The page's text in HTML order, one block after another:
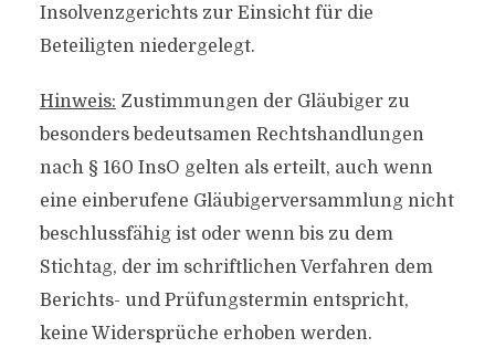
Insolvenzgerichts zur Einsicht für die
Beteiligten niedergelegt.
Hinweis: Zustimmungen der Gläubiger zu
besonders bedeutsamen Rechtshandlungen
nach § 160 InsO gelten als erteilt, auch wenn
eine einberufene Gläubigerversammlung nicht
beschlussfähig ist oder wenn bis zu dem
Stichtag, der im schriftlichen Verfahren dem
Berichts- und Prüfungstermin entspricht,
keine Widersprüche erhoben werden.